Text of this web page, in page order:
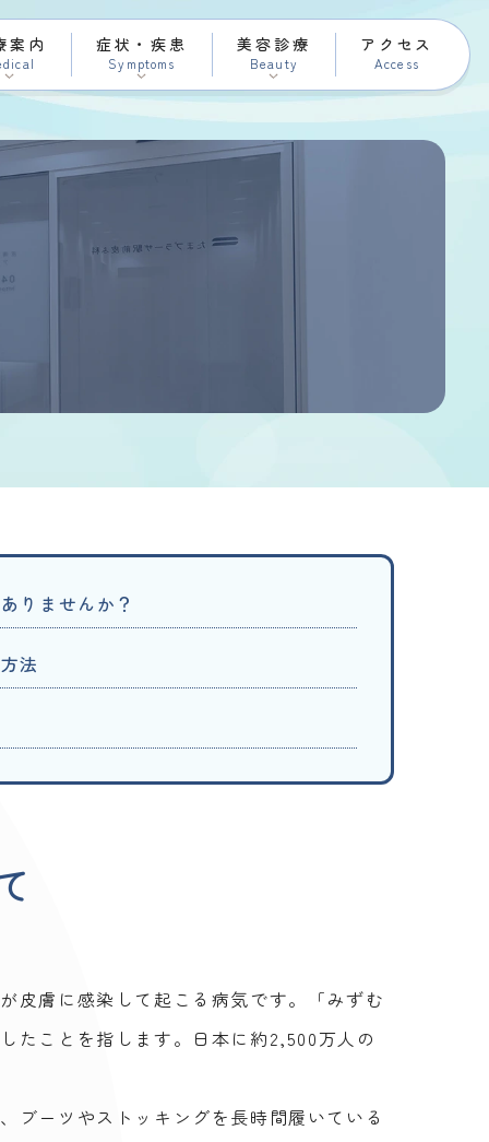
案内 症状・疾患
Symptoms
美容診療
Beauty
アクセス
Access
りませんか？
法
皮膚に感染して起こる病気です。「みずむ
たことを指します。日本に約2,500万人の
ブーツやストッキングを長時間履いている